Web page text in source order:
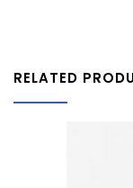
RELATED